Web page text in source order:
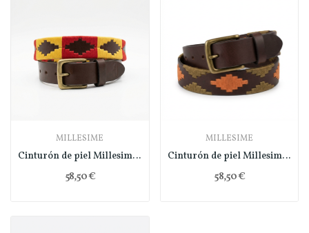
MILLESIME
Cinturón de piel Millesime - amarillo
58,50 €
MILLESIME
Cinturón de piel Millesime - naranja
58,50 €